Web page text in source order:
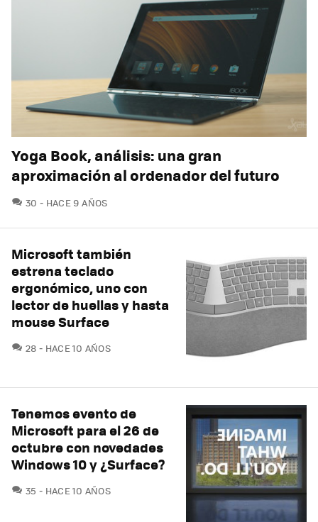
Yoga Book, análisis: una gran
aproximación al ordenador del futuro
30 COMENTARIOS
HACE 9 AÑOS
Microsoft también
estrena teclado
ergonómico, uno con
lector de huellas y hasta
mouse Surface
28 COMENTARIOS
HACE 10 AÑOS
Tenemos evento de
Microsoft para el 26 de
octubre con novedades
Windows 10 y ¿Surface?
35 COMENTARIOS
HACE 10 AÑOS